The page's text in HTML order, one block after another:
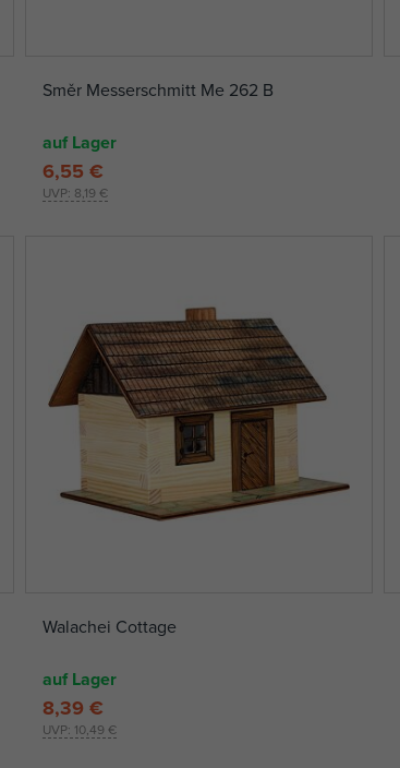
Směr Messerschmitt Me 262 B
auf Lager
UVP: 8,19 €
6,55 €
Walachei Cottage
auf Lager
UVP: 10,49 €
8,39 €